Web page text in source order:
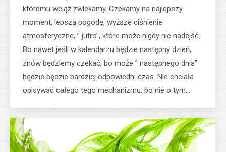
któremu wciąż zwlekamy. Czekamy na najlepszy
moment, lepszą pogodę, wyższe ciśnienie
atmosferyczne, ” jutro”, które może nigdy nie nadejść.
Bo nawet jeśli w kalendarzu będzie następny dzień,
znów będziemy czekać, bo może ” następnego dnia”
będzie będzie bardziej odpowiedni czas. Nie chciała
opisywać całego tego mechanizmu, bo nie o tym…